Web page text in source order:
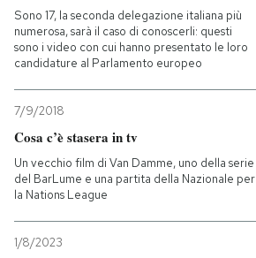
Sono 17, la seconda delegazione italiana più
numerosa, sarà il caso di conoscerli: questi
sono i video con cui hanno presentato le loro
candidature al Parlamento europeo
7/9/2018
Cosa c’è stasera in tv
Un vecchio film di Van Damme, uno della serie
del BarLume e una partita della Nazionale per
la Nations League
1/8/2023